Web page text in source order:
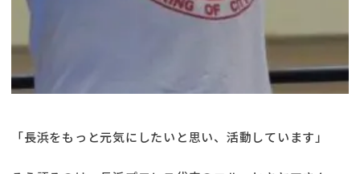
「長浜をもっと元気にしたいと思い、活動しています」